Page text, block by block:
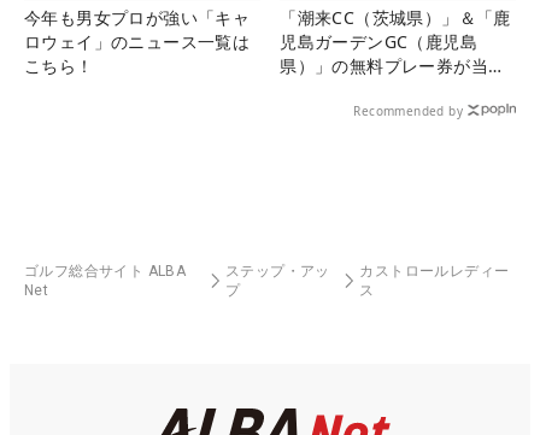
今年も男女プロが強い「キャ
ロウェイ」のニュース一覧は
こちら！
「潮来CC（茨城県）」＆「鹿
児島ガーデンGC（鹿児島
県）」の無料プレー券が当た
Recommended by
ゴルフ総合サイト ALBA
Net
ステップ・アッ
プ
カストロールレディー
ス